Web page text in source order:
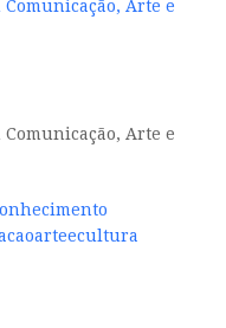
Arte e
Arte e